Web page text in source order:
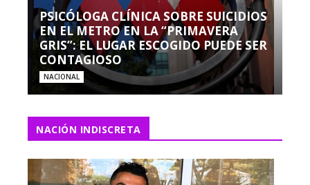
PSICÓLOGA CLÍNICA SOBRE SUICIDIOS
EN EL METRO EN LA “PRIMAVERA
GRIS”: EL LUGAR ESCOGIDO PUEDE SER
CONTAGIOSO
NACIONAL
NACIÓN INDISCRETA